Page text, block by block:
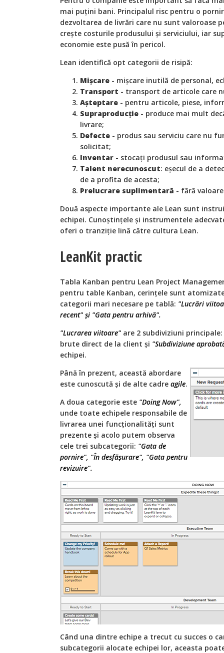
mai puțini bani. Principalul risc pentru o
dezvoltarea de livrări care nu sunt valoroase
crește costurile produsului și serviciului, iar
economie este pusă în pericol.
Lean identifică opt categorii de risipă:
Mișcare - mișcare inutilă de personal,
Transport - transport de articole care
Așteptare - pentru articole, piese,
Supraproducție - produce mai mult
livrare;
Defecte - produs sau serviciu care nu
solicitat;
Inventar - stocați produsul sau
Talent nerecunoscut: eșecul de a
de a profita de acesta;
Prelucrare suplimentară - fără
Două aspecte importante ale Lean sunt
echipei. Cunoștințele și instrumentele
oferi o tranziție lină către cultura Lean.
LeanKit practic
Tabla Kanban pentru Lean Project
pentru table Kanban, cerințele sunt
categorii mari necesare pe tablă: "Lucrări
recent" și "Gata pentru arhivă".
"Lucrarea viitoare" are 2 subdiviziuni principale:
brute direct de la client și "Subdiviziune
echipei.
Până în prezent, această abordare
este cunoscută și de alte cadre agile.
A doua categorie este "Doing Now",
unde toate echipele responsabile de
livrarea unei funcționalități sunt
prezente și acolo putem observa
cele trei subcategorii: "Gata de
pornire", "În desfășurare", "Gata pentru
revizuire".
Când una dintre echipe a trecut cu succes o
subcategorii alocate echipei lor, aceasta